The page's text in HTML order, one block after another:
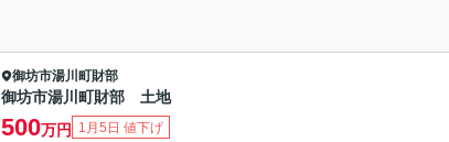
御坊市湯川町財部
御坊市湯川町財部 土地
500万円 1月5日 値下げ